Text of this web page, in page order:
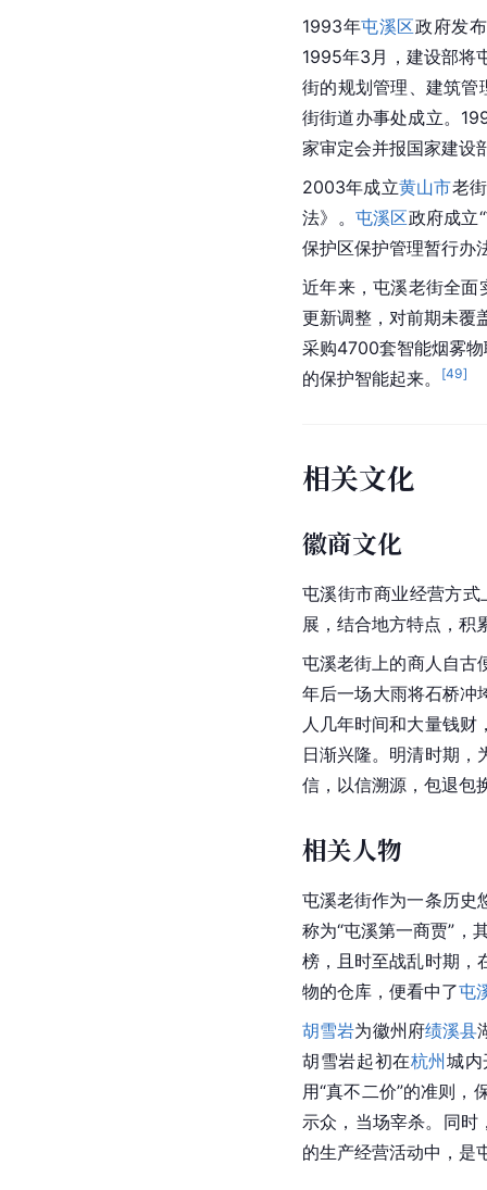
1993年屯溪区政府发
1995年3月，建设部将
街的规划管理、建筑管
街街道办事处成立。
家审定会并报国家建设
2003年成立黄山市老
法》。 屯溪区政府成立
保护区保护管理暂行办
近年来，屯溪老街全面
更新调整，对前期未覆
采购4700套智能烟雾
的保护智能起来。
[49]
相关文化
徽商文化
屯溪街市商业经营方
展，结合地方特点，积
屯溪老街上的商人自古
年后一场大雨将石桥冲
人几年时间和大量钱财
日渐兴隆。明清时期，
信，以信溯源，包退包
相关人物
屯溪老街作为一条历史
称为“屯溪第一商贾”，
榜，且时至战乱时期，
物的仓库，便看中了屯
胡雪岩为徽州府绩溪县
胡雪岩起初在杭州城
用“真不二价”的准则
示众，当场宰杀。同时
的生产经营活动中，是